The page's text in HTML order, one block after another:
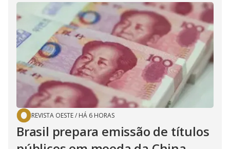
REVISTA OESTE/ HÁ 6 HORAS
Brasil prepara emissão de títulos